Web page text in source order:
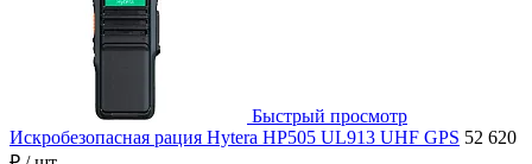
Быстрый просмотр
Искробезопасная рация Hytera HP505 UL913 UHF GPS 52 620